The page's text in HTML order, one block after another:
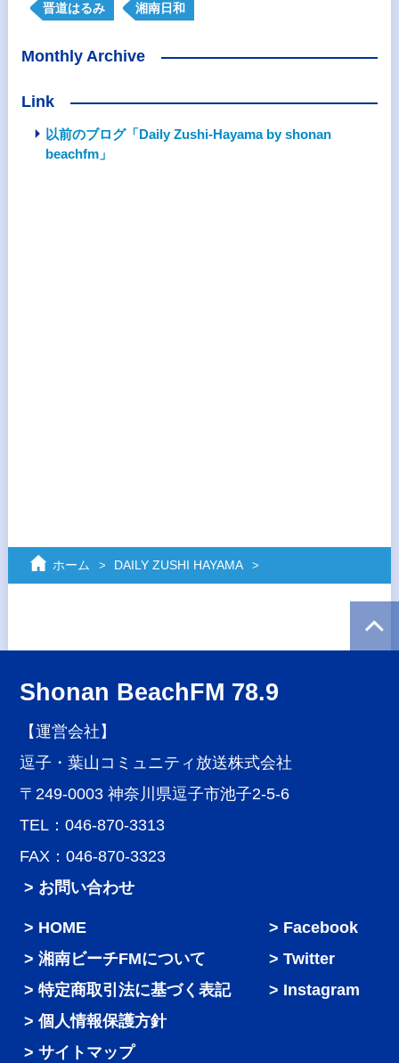
晋道はるみ 湘南日和
Monthly Archive
Link
以前のブログ「Daily Zushi-Hayama by shonan
beachfm」
ホーム DAILY ZUSHI HAYAMA
Shonan BeachFM 78.9
【運営会社】
逗子・葉山コミュニティ放送株式会社
〒249-0003 神奈川県逗子市池子2-5-6
TEL：046-870-3313
FAX：046-870-3323
> お問い合わせ
HOME
湘南ビーチFMについて
特定商取引法に基づく表記
個人情報保護方針
サイトマップ
Facebook
Twitter
Instagram